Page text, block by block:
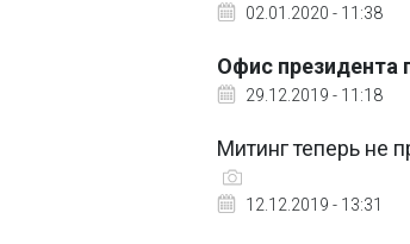
02.01.2020 - 11:38
Офис президента
29.12.2019 - 11:18
Митинг теперь не
12.12.2019 - 13:31